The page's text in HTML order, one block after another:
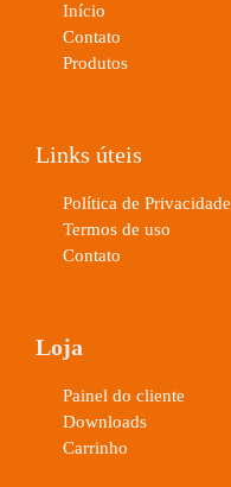
Início
Contato
Produtos
Links úteis
Política de Privacidade
Termos de uso
Contato
Loja
Painel do cliente
Downloads
Carrinho